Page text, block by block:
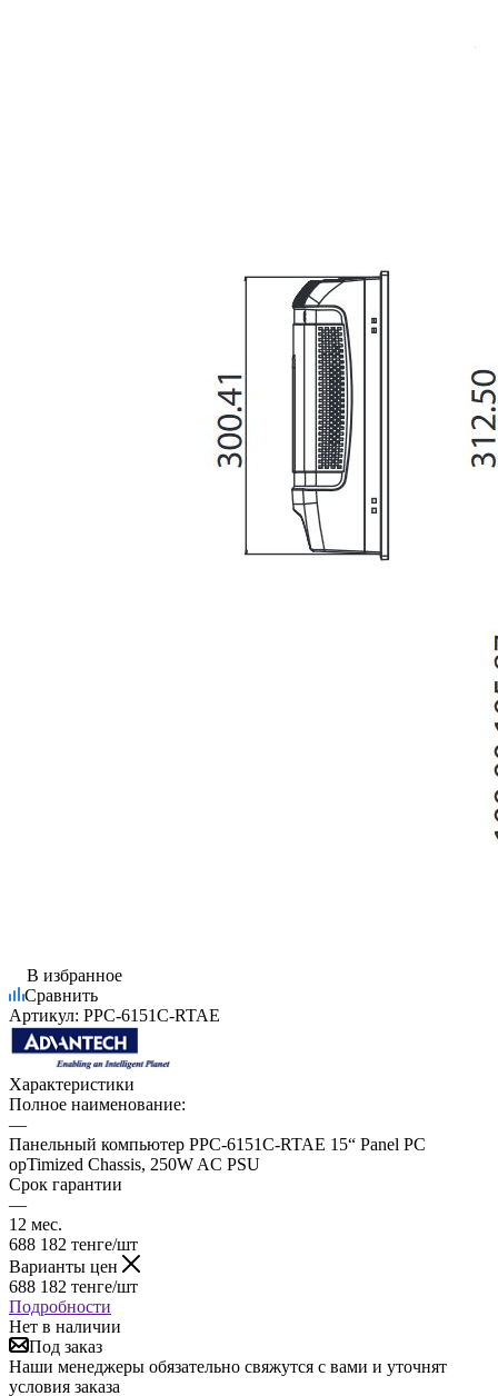
В избранное
Сравнить
Артикул: PPC-6151C-RTAE
Характеристики
Полное наименование:
—
Панельный компьютер PPC-6151C-RTAE 15“ Panel PC
opTimized Chassis, 250W AC PSU
Срок гарантии
—
12 мес.
688 182 тенге/шт
Варианты цен
688 182 тенге/шт
Подробности
Нет в наличии
Под заказ
Наши менеджеры обязательно свяжутся с вами и уточнят
условия заказа